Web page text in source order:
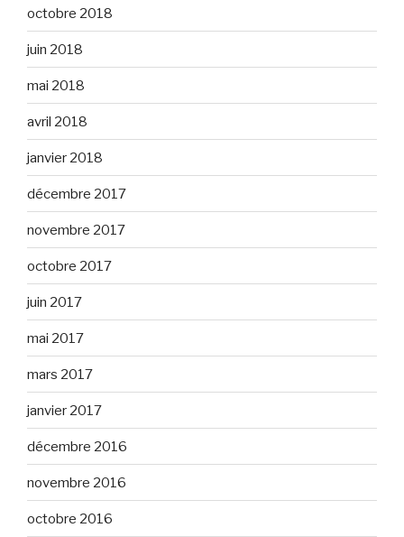
octobre 2018
juin 2018
mai 2018
avril 2018
janvier 2018
décembre 2017
novembre 2017
octobre 2017
juin 2017
mai 2017
mars 2017
janvier 2017
décembre 2016
novembre 2016
octobre 2016